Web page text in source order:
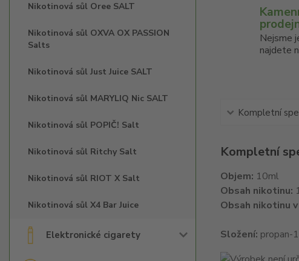
Nikotinová sůl Oree SALT
Nikotinová sůl OXVA OX PASSION
Salts
Nikotinová sůl Just Juice SALT
Nikotinová sůl MARYLIQ Nic SALT
Nikotinová sůl POPIČ! Salt
Nikotinová sůl Ritchy Salt
Nikotinová sůl RIOT X Salt
Nikotinová sůl X4 Bar Juice
Elektronické cigarety
Nejsme
najdete
Kompletní
Kompletní
Objem: 10ml
Obsah nikotinu:
Obsah nikotinu
Složení: propan-